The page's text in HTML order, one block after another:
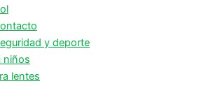
y deporte
niños
lentes